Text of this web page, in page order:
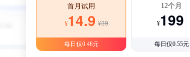
首月试用
¥14.9 ¥39
每日仅0.48元
12个月
¥199
每日仅0.55元